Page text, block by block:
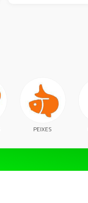
PEIXES